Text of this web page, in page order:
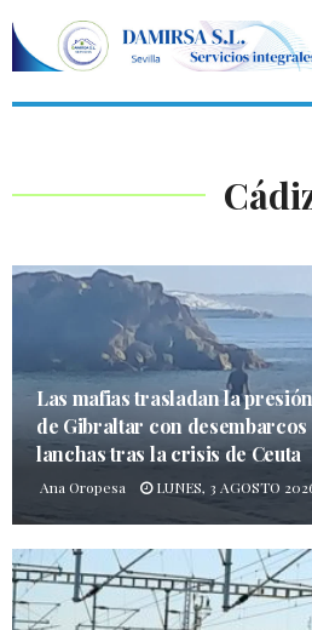
Las mafias trasladan la
de Gibraltar con desembarcos
lanchas tras la crisis de Ceuta
Ana Oropesa LUNES, 3 AGOSTO